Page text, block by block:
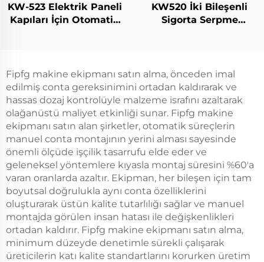
KW-523 Elektrik Paneli
Kapıları İçin Otomatik
Kabinye Taklit
KW520 İki Bileşenli
Sigorta Serpme
Yapma Makinesi
Fipfg makine ekipmanı satın alma, önceden imal
edilmiş conta gereksinimini ortadan kaldırarak ve
hassas dozaj kontrolüyle malzeme israfını azaltarak
olağanüstü maliyet etkinliği sunar. Fipfg makine
ekipmanı satın alan şirketler, otomatik süreçlerin
manuel conta montajının yerini alması sayesinde
önemli ölçüde işçilik tasarrufu elde eder ve
geleneksel yöntemlere kıyasla montaj süresini %60'a
varan oranlarda azaltır. Ekipman, her bileşen için tam
boyutsal doğrulukla aynı conta özelliklerini
oluşturarak üstün kalite tutarlılığı sağlar ve manuel
montajda görülen insan hatası ile değişkenlikleri
ortadan kaldırır. Fipfg makine ekipmanı satın alma,
minimum düzeyde denetimle sürekli çalışarak
üreticilerin katı kalite standartlarını korurken üretim